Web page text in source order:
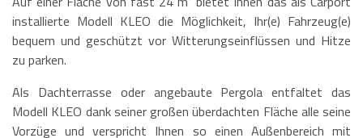
installierte Modell KLEO die Möglichkeit, Ihr(e) Fahrzeug(e)
bequem und geschützt vor Witterungseinflüssen und Hitze
zu parken.
Als Dachterrasse oder angebaute Pergola entfaltet das
Modell KLEO dank seiner großen überdachten Fläche alle seine
Vorzüge und verspricht Ihnen so einen Außenbereich mit